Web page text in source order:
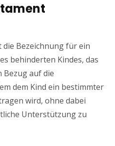
Bezeichnung für ein
behinderten Kindes, das
Bezug auf die
dem Kind ein bestimmter
wird, ohne dabei
Unterstützung zu